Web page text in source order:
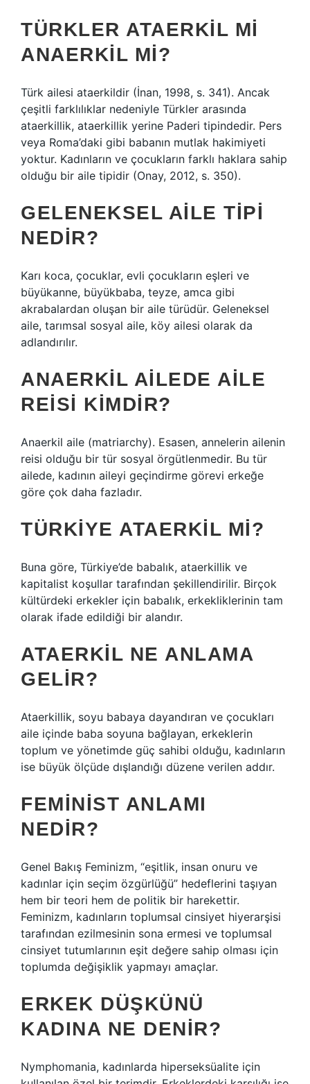
TÜRKLER ATAERKIL MI
ANAERKIL MI?
Türk ailesi ataerkildir (İnan, 1998, s. 341). Ancak
çeşitli farklılıklar nedeniyle Türkler arasında
ataerkillik, ataerkillik yerine Paderi tipindedir. Pers
veya Roma’daki gibi babanın mutlak hakimiyeti
yoktur. Kadınların ve çocukların farklı haklara sahip
olduğu bir aile tipidir (Onay, 2012, s. 350).
GELENEKSEL AILE TIPI
NEDIR?
Karı koca, çocuklar, evli çocukların eşleri ve
büyükanne, büyükbaba, teyze, amca gibi
akrabalardan oluşan bir aile türüdür. Geleneksel
aile, tarımsal sosyal aile, köy ailesi olarak da
adlandırılır.
ANAERKIL AILEDE AILE
REISI KIMDIR?
Anaerkil aile (matriarchy). Esasen, annelerin ailenin
reisi olduğu bir tür sosyal örgütlenmedir. Bu tür
ailede, kadının aileyi geçindirme görevi erkeğe
göre çok daha fazladır.
TÜRKIYE ATAERKIL MI?
Buna göre, Türkiye’de babalık, ataerkillik ve
kapitalist koşullar tarafından şekillendirilir. Birçok
kültürdeki erkekler için babalık, erkekliklerinin tam
olarak ifade edildiği bir alandır.
ATAERKIL NE ANLAMA
GELIR?
Ataerkillik, soyu babaya dayandıran ve çocukları
aile içinde baba soyuna bağlayan, erkeklerin
toplum ve yönetimde güç sahibi olduğu, kadınların
ise büyük ölçüde dışlandığı düzene verilen addır.
FEMINIST ANLAMI
NEDIR?
Genel Bakış Feminizm, “eşitlik, insan onuru ve
kadınlar için seçim özgürlüğü” hedeflerini taşıyan
hem bir teori hem de politik bir harekettir.
Feminizm, kadınların toplumsal cinsiyet hiyerarşisi
tarafından ezilmesinin sona ermesi ve toplumsal
cinsiyet tutumlarının eşit değere sahip olması için
toplumda değişiklik yapmayı amaçlar.
ERKEK DÜŞKÜNÜ
KADINA NE DENIR?
Nymphomania, kadınlarda hiperseksüalite için